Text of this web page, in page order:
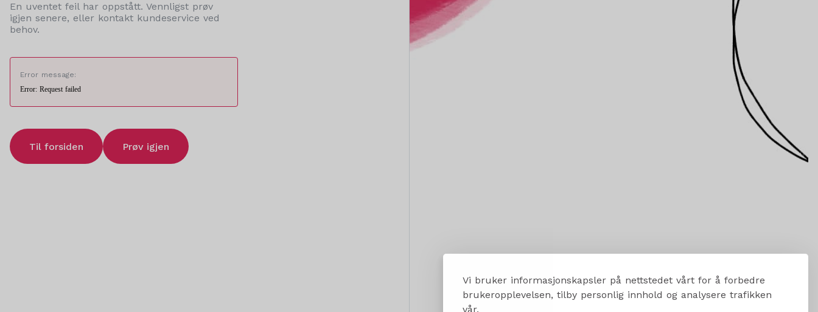
Vi bruker informasjonskapsler på nettstedet vårt for å forbedre
brukeropplevelsen, tilby personlig innhold og analysere trafikken
vår.
En uventet feil har oppstått. Vennligst prøv
igjen senere, eller kontakt kundeservice ved
behov.
Error message:
Error: Request failed
Til forsiden Prøv igjen